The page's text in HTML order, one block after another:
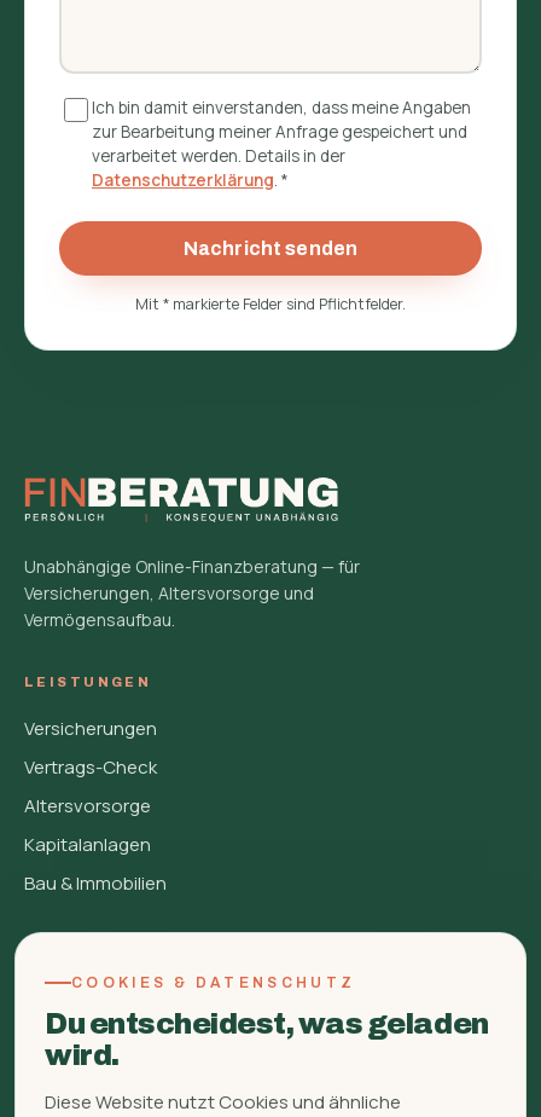
Ich bin damit einverstanden, dass meine Angaben
zur Bearbeitung meiner Anfrage gespeichert und
verarbeitet werden. Details in der
Datenschutzerklärung. *
Nachricht senden
Mit * markierte Felder sind Pflichtfelder.
Unabhängige Online-Finanzberatung — für
Versicherungen, Altersvorsorge und
Vermögensaufbau.
LEISTUNGEN
Versicherungen
Vertrags-Check
Altersvorsorge
Kapitalanlagen
Bau & Immobilien
FAQ
COOKIES & DATENSCHUTZ
Du entscheidest, was geladen
wird.
Diese Website nutzt Cookies und ähnliche